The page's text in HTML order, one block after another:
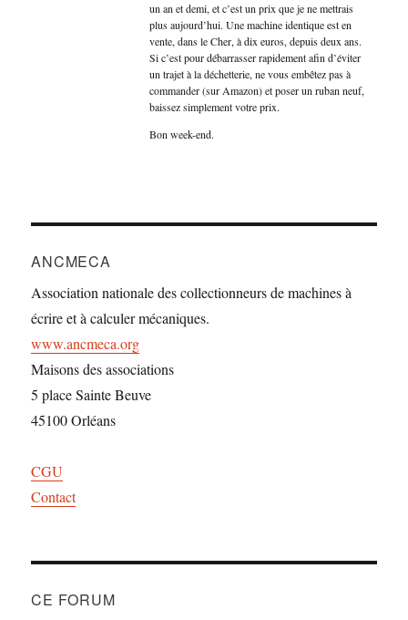
un an et demi, et c’est un prix que je ne mettrais
plus aujourd’hui. Une machine identique est en
vente, dans le Cher, à dix euros, depuis deux ans.
Si c’est pour débarrasser rapidement afin d’éviter
un trajet à la déchetterie, ne vous embêtez pas à
commander (sur Amazon) et poser un ruban neuf,
baissez simplement votre prix.
Bon week-end.
ANCMECA
Association nationale des collectionneurs de machines à
écrire et à calculer mécaniques.
www.ancmeca.org
Maisons des associations
5 place Sainte Beuve
45100 Orléans
CGU
Contact
CE FORUM